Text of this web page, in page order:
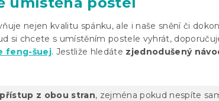
nejen kvalitu spánku, ale i naše snění či
si chcete s umístěním postele vyhrát,
feng-šuej. Jestliže hledáte zjednodušený
z obou stran, zejména pokud nespíte